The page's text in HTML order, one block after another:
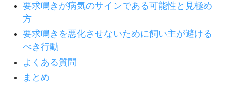
要求鳴きが病気のサインである可能性と見極め
方
要求鳴きを悪化させないために飼い主が避ける
べき行動
よくある質問
まとめ